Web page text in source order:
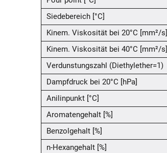
Siedebereich [°C]
Kinem. Viskosität bei 20°C [mm²/s]
Kinem. Viskosität bei 40°C [mm²/s]
Verdunstungszahl (Diethylether=1)
Dampfdruck bei 20°C [hPa]
Anilinpunkt [°C]
Aromatengehalt [%]
Benzolgehalt [%]
n-Hexangehalt [%]